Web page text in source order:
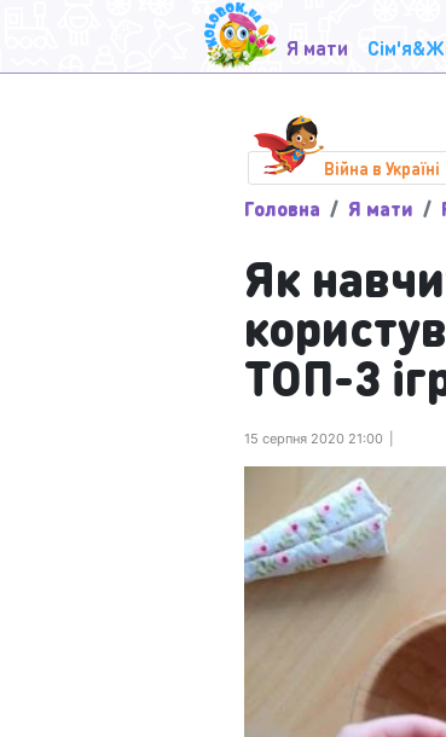
Я мати
Війна в Україні
Головна Я мати
Як
ТОП-3
15 серпня 2020 21:00